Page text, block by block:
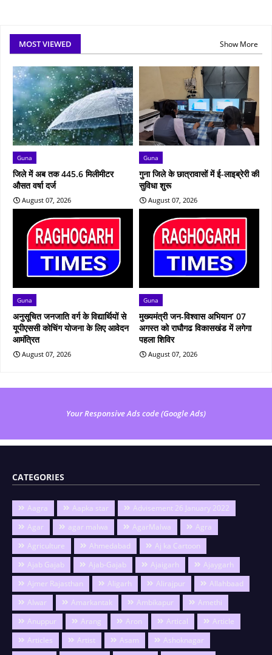
MOST VIEWED Show More
Guna
जिले में अब तक 445.6 मिलीमीटर
औसत वर्षा दर्ज
August 07, 2026
Guna
गुना जिले के छात्रावासों में ई-लाइब्रेरी की
सुविधा शुरू
August 07, 2026
Guna
अनुसूचित जनजाति वर्ग के विद्यार्थियों से
यूपीएससी कोचिंग योजना के लिए आवेदन
आमंत्रित
August 07, 2026
Guna
मुख्यमंत्री जन-विश्वास अभियान’ 07
अगस्त को राघौगढ विकासखंड में लगेगा
पहला शिविर
August 07, 2026
Your Responsive Ads code (Google Ads)
CATEGORIES
Aagra Aapka star
Advisement 26 January 2022
Agar
agar malwa AgarMalwa
Agra
Agriculture
Ahmedabad
Aj ka Cartoon
Ajab Gajab
Ajab-Gajab Ajaigarh
Ajaygarh
Ajmer Rajasthan
Aligarh Alirajpur
Allahbaad
Alwar
Amarkantak Ambikapur
Amethi
Anuppur
Arang Aron Artical
Article
Articles
Artist Asam
Ashoknagar